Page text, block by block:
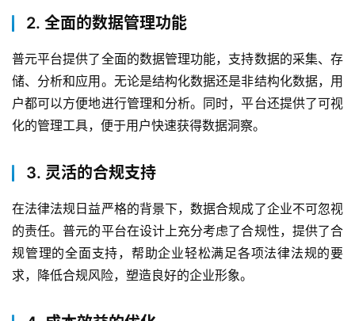
2. 全面的数据管理功能
普元平台提供了全面的数据管理功能，支持数据的采集、存
储、分析和应用。无论是结构化数据还是非结构化数据，用
户都可以方便地进行管理和分析。同时，平台还提供了可视
化的管理工具，便于用户快速获得数据洞察。
3. 灵活的合规支持
在法律法规日益严格的背景下，数据合规成了企业不可忽视
的责任。普元的平台在设计上充分考虑了合规性，提供了合
规管理的全面支持，帮助企业轻松满足各项法律法规的要
求，降低合规风险，塑造良好的企业形象。